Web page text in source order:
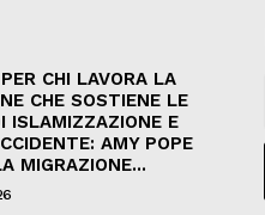
CHI LAVORA LA
CHE SOSTIENE LE
ISLAMIZZAZIONE E
AMY POPE
MIGRAZIONE...